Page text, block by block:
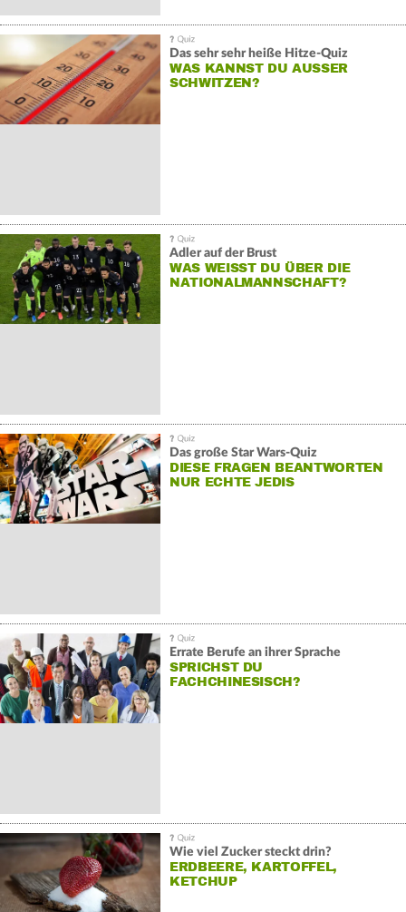
Das sehr sehr heiße Hitze-Quiz
WAS KANNST DU AUSSER S
CHWITZEN?
Adler auf der Brust
WAS WEISST DU ÜBER DIE N
ATIONALMANNSCHAFT?
Das große Star Wars-Quiz
DIESE FRAGEN BEANTWORTEN
NUR ECHTE JEDIS
Errate Berufe an ihrer Sprache
SPRICHST DU
FACHCHINESISCH?
Wie viel Zucker steckt drin?
ERDBEERE, KARTOFFEL,
KETCHUP